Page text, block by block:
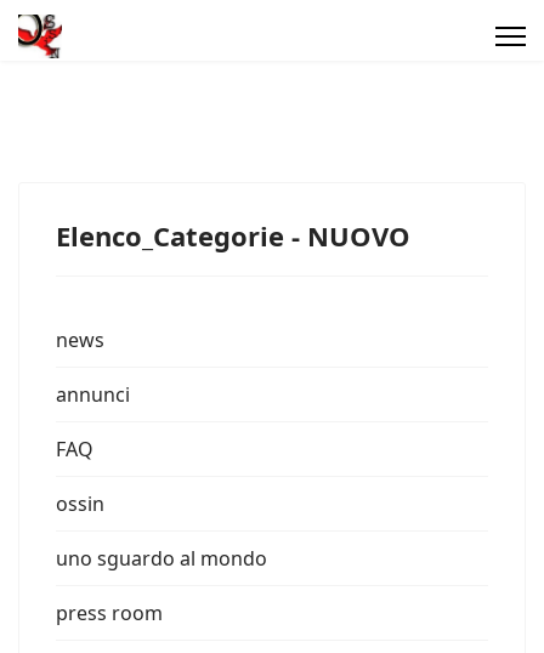
Elenco_Categorie - NUOVO
news
annunci
FAQ
ossin
uno sguardo al mondo
press room